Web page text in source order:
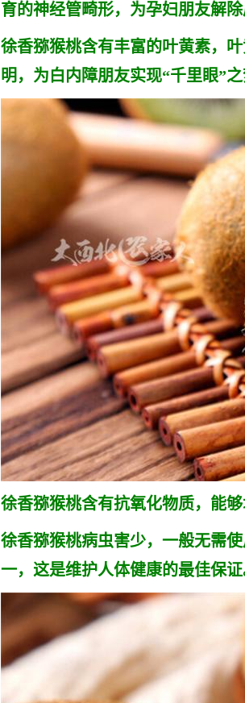
育的神经管畸形，为孕妇朋友解
徐香猕猴桃含有丰富的叶黄素，
明，为白内障朋友实现“千里眼”
徐香猕猴桃含有抗氧化物质，能
徐香猕猴桃病虫害少，一般无需
一，这是维护人体健康的最佳保